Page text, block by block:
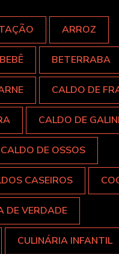
ARROZ
BEBÊ BETERRABA
CALDO DE
CALDO DE
CALDO DE OSSOS
CASEIROS
DE VERDADE
CULINÁRIA INFANTIL